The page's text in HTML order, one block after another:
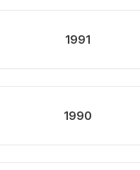
1991
1990